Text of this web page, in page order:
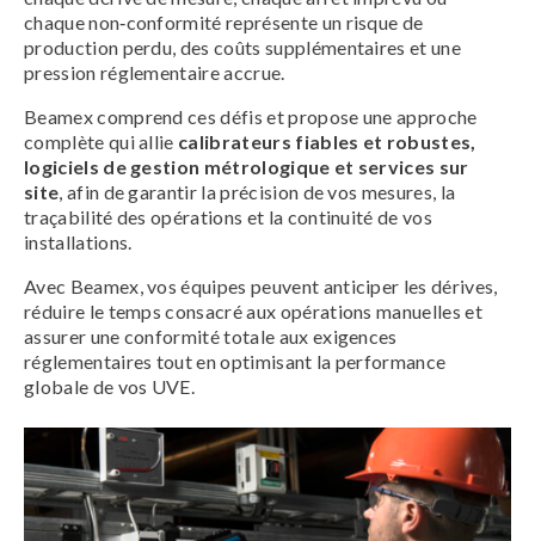
chaque non‑conformité représente un risque de
production perdu, des coûts supplémentaires et une
pression réglementaire accrue.
Beamex comprend ces défis et propose une approche
complète qui allie calibrateurs fiables et robustes,
logiciels de gestion métrologique et services sur
site , afin de garantir la précision de vos mesures, la
traçabilité des opérations et la continuité de vos
installations.
Avec Beamex, vos équipes peuvent anticiper les dérives,
réduire le temps consacré aux opérations manuelles et
assurer une conformité totale aux exigences
réglementaires tout en optimisant la performance
globale de vos UVE.